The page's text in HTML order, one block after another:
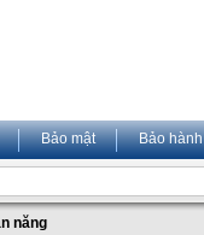
Bảo mật Bảo hành
năng